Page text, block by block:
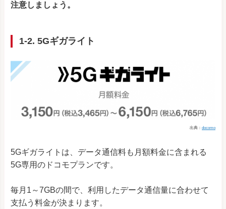
注意しましょう。
1-2. 5Gギガライト
出典： docomo
5Gギガライトは、データ通信料も月額料金に含まれる
5G専用のドコモプランです。
毎月1～7GBの間で、利用したデータ通信量に合わせて
支払う料金が決まります。